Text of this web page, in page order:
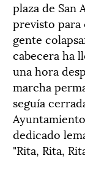
plaza de San
previsto para
gente
cabecera ha
una hora
marcha
seguía
dedicado
"Rita, Rita,